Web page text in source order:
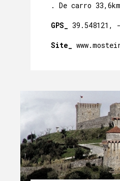
A NOSSA
MÃE-
A NOSSA
. De carro
GPS_ 39.548121,
Site_